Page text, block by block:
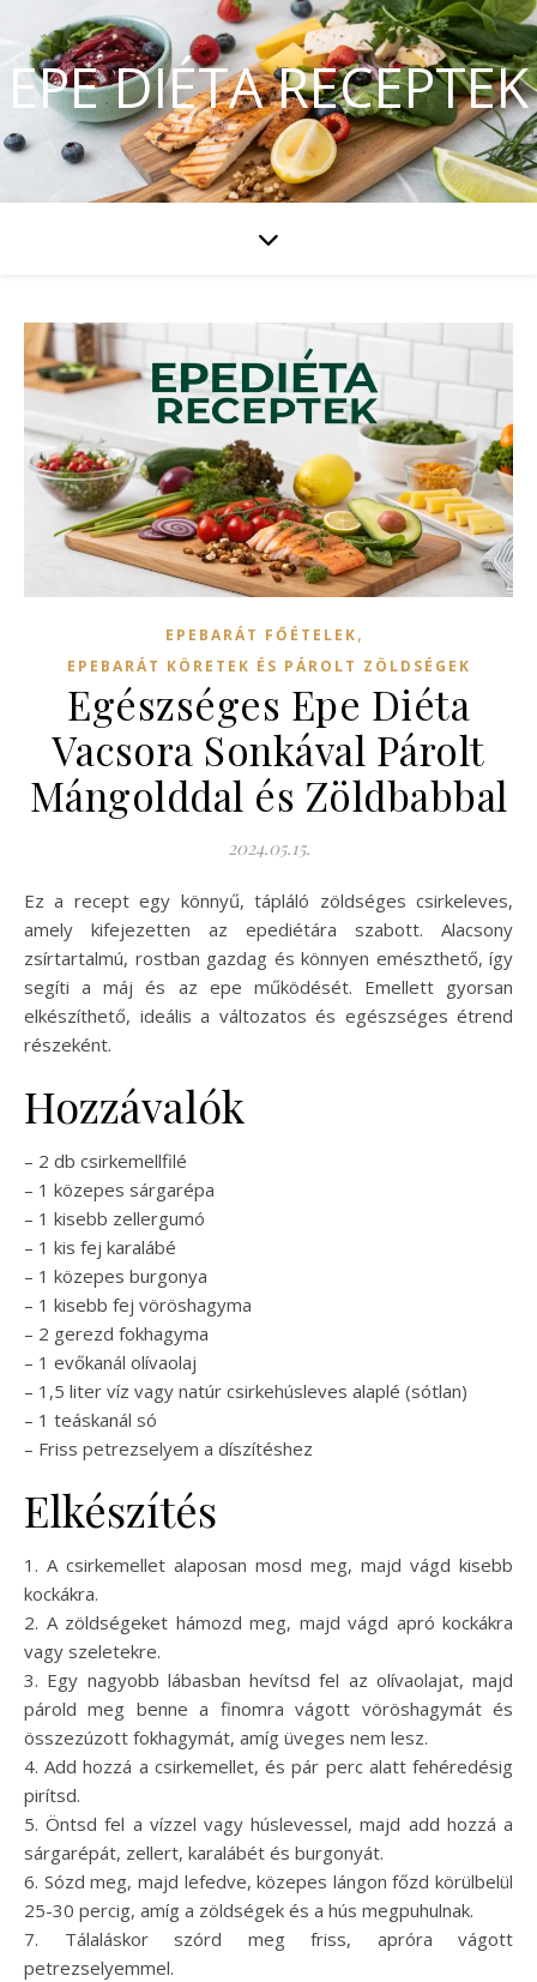
EPE DIÉTA RECEPTEK
EPEBARÁT FŐÉTELEK,
EPEBARÁT KÖRETEK ÉS PÁROLT ZÖLDSÉGEK
Egészséges Epe Diéta
Vacsora Sonkával Párolt
Mángolddal és Zöldbabbal
2024.05.15.
Ez a recept egy könnyű, tápláló zöldséges csirkeleves,
amely kifejezetten az epediétára szabott. Alacsony
zsírtartalmú, rostban gazdag és könnyen emészthető, így
segíti a máj és az epe működését. Emellett gyorsan
elkészíthető, ideális a változatos és egészséges étrend
részeként.
Hozzávalók
– 2 db csirkemellfilé
– 1 közepes sárgarépa
– 1 kisebb zellergumó
– 1 kis fej karalábé
– 1 közepes burgonya
– 1 kisebb fej vöröshagyma
– 2 gerezd fokhagyma
– 1 evőkanál olívaolaj
– 1,5 liter víz vagy natúr csirkehúsleves alaplé (sótlan)
– 1 teáskanál só
– Friss petrezselyem a díszítéshez
Elkészítés
1. A csirkemellet alaposan mosd meg, majd vágd kisebb
kockákra.
2. A zöldségeket hámozd meg, majd vágd apró kockákra
vagy szeletekre.
3. Egy nagyobb lábasban hevítsd fel az olívaolajat, majd
párold meg benne a finomra vágott vöröshagymát és
összezúzott fokhagymát, amíg üveges nem lesz.
4. Add hozzá a csirkemellet, és pár perc alatt fehéredésig
pirítsd.
5. Öntsd fel a vízzel vagy húslevessel, majd add hozzá a
sárgarépát, zellert, karalábét és burgonyát.
6. Sózd meg, majd lefedve, közepes lángon főzd körülbelül
25-30 percig, amíg a zöldségek és a hús megpuhulnak.
7. Tálaláskor szórd meg friss, apróra vágott
petrezselyemmel.